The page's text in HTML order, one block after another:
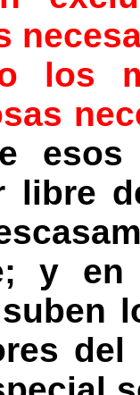
los
libre
y